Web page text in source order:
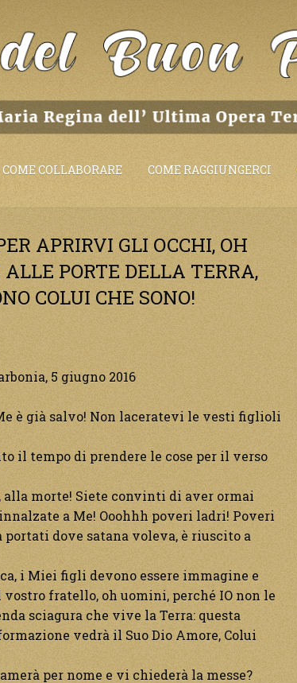
COME COLLABORARE COME RAGGIUNGERCI
APRIRVI GLI OCCHI, OH
PORTE DELLA TERRA,
COLUI CHE SONO!
5 giugno 2016
è già salvo! Non laceratevi le vesti figlioli
il tempo di prendere le cose per il verso
morte! Siete convinti di aver ormai
a Me! Ooohhh poveri ladri! Poveri
dove satana voleva, è riuscito a
i Miei figli devono essere immagine e
fratello, oh uomini, perché IO non le
sciagura che vive la Terra: questa
vedrà il Suo Dio Amore, Colui
per nome e vi chiederà la messe?